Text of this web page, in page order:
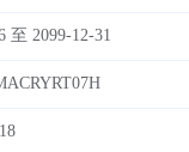
至 2099-12-31